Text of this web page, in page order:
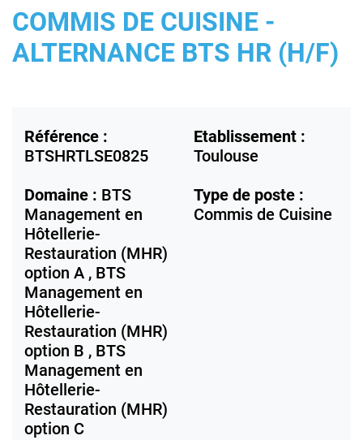
COMMIS DE CUISINE -
ALTERNANCE BTS HR (H/F)
Référence :
BTSHRTLSE0825
Etablissement :
Toulouse
Domaine : BTS
Management en
Hôtellerie-
Restauration (MHR)
option A , BTS
Management en
Hôtellerie-
Restauration (MHR)
option B , BTS
Management en
Hôtellerie-
Restauration (MHR)
option C
Type de poste :
Commis de Cuisine